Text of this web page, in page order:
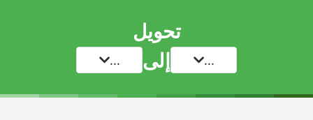
تحويل
... إلى ...